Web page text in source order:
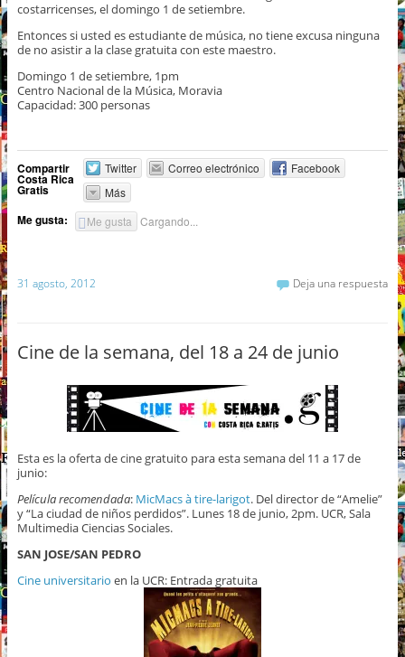
costarricenses, el domingo 1 de setiembre.
Entonces si usted es estudiante de música, no tiene excusa ninguna
de no asistir a la clase gratuita con este maestro.
Domingo 1 de setiembre, 1pm
Centro Nacional de la Música, Moravia
Capacidad: 300 personas
Compartir
Costa Rica
Gratis
Twitter Correo electrónico
Facebook
Más
Me gusta: Me gusta Cargando...
31 agosto, 2012 Deja una respuesta
Cine de la semana, del 18 a 24 de junio
Esta es la oferta de cine gratuito para esta semana del 11 a 17 de
junio:
Película recomendada: MicMacs à tire-larigot. Del director de “Amelie”
y “La ciudad de niños perdidos”. Lunes 18 de junio, 2pm. UCR, Sala
Multimedia Ciencias Sociales.
SAN JOSE/SAN PEDRO
Cine universitario en la UCR: Entrada gratuita